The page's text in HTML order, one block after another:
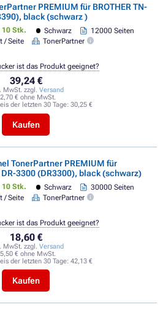
PREMIUM für BROTHER TN-
black (schwarz )
10 Stk. Schwarz
12000 Seiten
/ Seite
TonerPartner
39,24 €
MwSt. zzgl. Versand
€ ohne MwSt.
der letzten 30 Tage: 30,25 €
Kaufen
ist das Produkt geeignet?
TonerPartner PREMIUM für
DR-3300 (DR3300), black (schwarz)
10 Stk. Schwarz
30000 Seiten
/ Seite
TonerPartner
18,60 €
MwSt. zzgl. Versand
€ ohne MwSt.
der letzten 30 Tage: 42,13 €
Kaufen
ist das Produkt geeignet?